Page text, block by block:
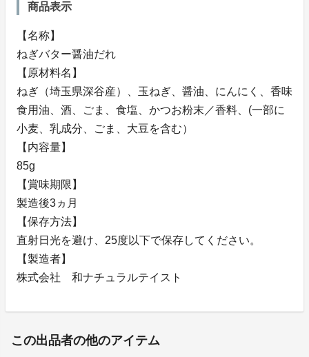
商品表示
【名称】
ねぎバター醤油だれ
【原材料名】
ねぎ（埼玉県深谷産）、玉ねぎ、醤油、にんにく、香味
食用油、酒、ごま、食塩、かつお粉末／香料、(一部に
小麦、乳成分、ごま、大豆を含む）
【内容量】
85g
【賞味期限】
製造後3ヵ月
【保存方法】
直射日光を避け、25度以下で保存してください。
【製造者】
株式会社 和ナチュラルテイスト
この出品者の他のアイテム